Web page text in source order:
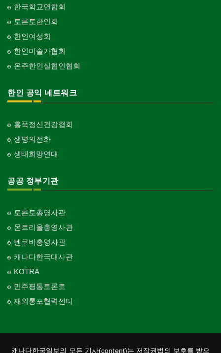
한국학교연합회
토론토한인회
한인여성회
한인미술가협회
온주한인실협인협회
한인 공익 네트워크
홍푹정신건강협회
생명의전화
생태희망연대
공공 정부기관
토론토총영사관
몬트리올총영사관
벤쿠버총영사관
캐나다한국대사관
KOTRA
민주평통토론토
재외통포협력센터
캐나다한국일보의 모든 기사(content)는 저작권법의 보호를 받으